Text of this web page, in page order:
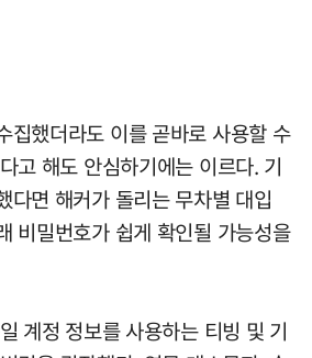
집했더라도 이를 곧바로 사용할 수
고 해도 안심하기에는 이르다. 기
다면 해커가 돌리는 무차별 대입
비밀번호가 쉽게 확인될 가능성을
계정 정보를 사용하는 티빙 및 기